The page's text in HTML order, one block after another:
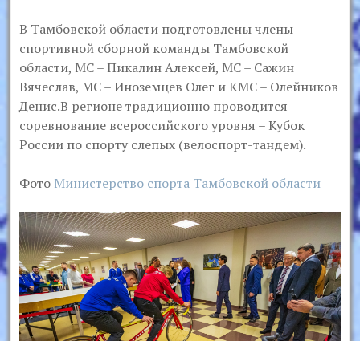
В Тамбовской области подготовлены члены
спортивной сборной команды Тамбовской
области, МС – Пикалин Алексей, МС – Сажин
Вячеслав, МС – Иноземцев Олег и КМС – Олейников
Денис.В регионе традиционно проводится
соревнование всероссийского уровня – Кубок
России по спорту слепых (велоспорт-тандем).
Фото Министерство спорта Тамбовской области